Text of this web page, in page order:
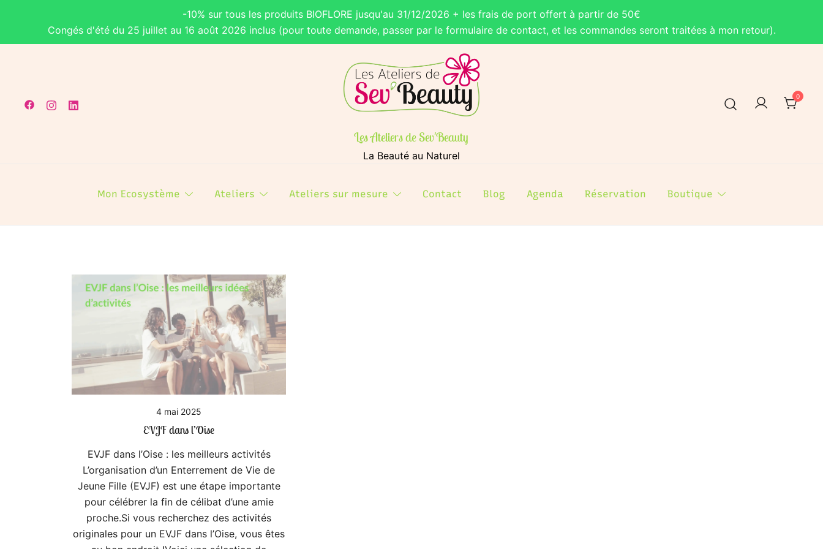
-10% sur tous les produits BIOFLORE jusqu'au 31/12/2026 + les frais de port offert à partir de 50€
Congés d'été du 25 juillet au 16 août 2026 inclus (pour toute demande, passer par le formulaire de contact, et les commandes seront traitées à mon retour).
Les Ateliers de Sev'Beauty
La Beauté au Naturel
0
Mon Ecosystème Ateliers Ateliers sur mesure Contact Blog Agenda Réservation Boutique
4 mai 2025
EVJF dans l’Oise
EVJF dans l’Oise : les meilleurs activités
L’organisation d’un Enterrement de Vie de
Jeune Fille (EVJF) est une étape importante
pour célébrer la fin de célibat d’une amie
proche.Si vous recherchez des activités
originales pour un EVJF dans l’Oise, vous êtes